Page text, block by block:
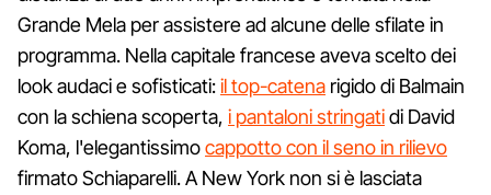
Grande Mela per assistere ad alcune delle sfilate in
programma. Nella capitale francese aveva scelto dei
look audaci e sofisticati:il top-catena rigido di Balmain
con la schiena scoperta, i pantaloni stringatidi David
Koma, l'elegantissimocappotto con il seno in rilievo
firmato Schiaparelli. A New York non si è lasciata